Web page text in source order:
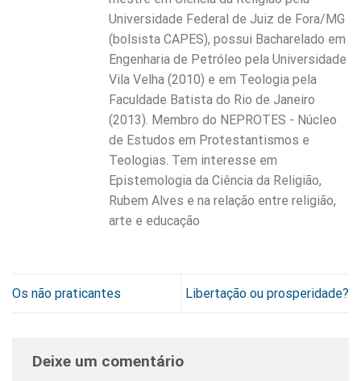
Universidade Federal de Juiz de Fora/MG
(bolsista CAPES), possui Bacharelado em
Engenharia de Petróleo pela Universidade
Vila Velha (2010) e em Teologia pela
Faculdade Batista do Rio de Janeiro
(2013). Membro do NEPROTES - Núcleo
de Estudos em Protestantismos e
Teologias. Tem interesse em
Epistemologia da Ciência da Religião,
Rubem Alves e na relação entre religião,
arte e educação
Os não praticantes Libertação ou prosperidade?
Deixe um comentário